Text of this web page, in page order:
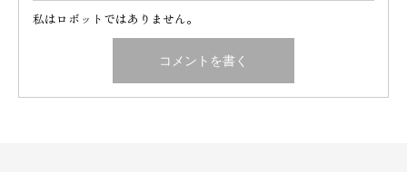
私はロボットではありません。